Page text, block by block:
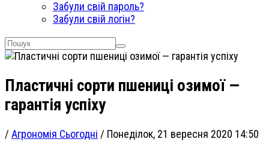
Забули свій пароль?
Забули свій логін?
Пластичні сорти пшениці озимої —
гарантія успіху
/ Агрономія Сьогодні / Понеділок, 21 вересня 2020 14:50